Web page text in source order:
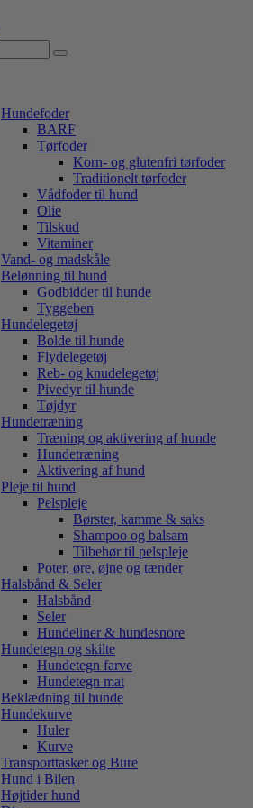
Hundefoder
BARF
Tørfoder
Korn- og glutenfri tørfoder
Traditionelt tørfoder
Vådfoder til hund
Olie
Tilskud
Vitaminer
Vand- og madskåle
Belønning til hund
Godbidder til hunde
Tyggeben
Hundelegetøj
Bolde til hunde
Flydelegetøj
Reb- og knudelegetøj
Pivedyr til hunde
Tøjdyr
Hundetræning
Træning og aktivering af hunde
Hundetræning
Aktivering af hund
Pleje til hund
Pelspleje
Børster, kamme & saks
Shampoo og balsam
Tilbehør til pelspleje
Poter, øre, øjne og tænder
Halsbånd & Seler
Halsbånd
Seler
Hundeliner & hundesnore
Hundetegn og skilte
Hundetegn farve
Hundetegn mat
Beklædning til hunde
Hundekurve
Huler
Kurve
Transporttasker og Bure
Hund i Bilen
Højtider hund